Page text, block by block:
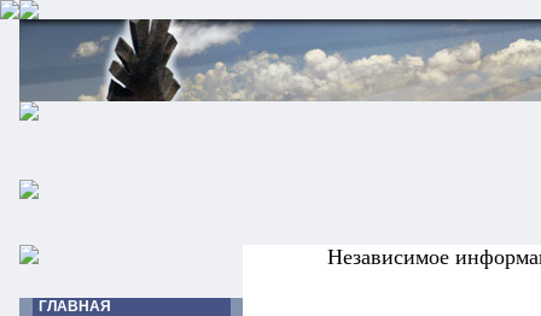
Независимое
ГЛАВНАЯ